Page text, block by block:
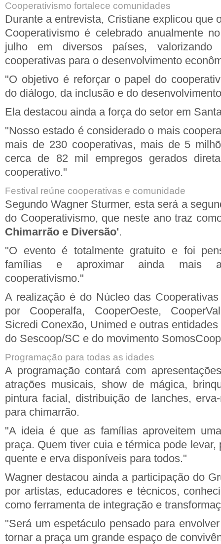
Cooperativismo fortalece comunidades
Durante a entrevista, Cristiane explicou que
Cooperativismo é celebrado anualmente
julho em diversos países,
cooperativas para o desenvolvimento
"O objetivo é reforçar o papel do
do diálogo, da inclusão e do
Ela destacou ainda a força do setor em
"Nosso estado é considerado o mais
mais de 230 cooperativas, mais de 5
cerca de 82 mil empregos gerados
cooperativo."
Festival reúne cooperativas e comunidade
Segundo Wagner Sturmer, esta será a
do Cooperativismo, que neste ano traz
Chimarrão e Diversão'.
"O evento é totalmente gratuito e foi
famílias e aproximar ainda mais
cooperativismo."
A realização é do Núcleo das
por Cooperalfa, CooperOeste,
Sicredi Conexão, Unimed e outras
do Sescoop/SC e do movimento
Programação para todas as idades
A programação contará com
atrações musicais, show de mágica,
pintura facial, distribuição de lanches,
para chimarrão.
"A ideia é que as famílias aproveitem
praça. Quem tiver cuia e térmica pode levar,
quente e erva disponíveis para todos."
Wagner destacou ainda a participação do
por artistas, educadores e técnicos,
como ferramenta de integração e
"Será um espetáculo pensado para
tornar a praça um grande espaço de